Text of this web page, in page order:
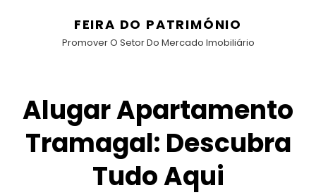
FEIRA DO PATRIMÓNIO
Promover O Setor Do Mercado Imobiliário
Alugar Apartamento
Tramagal: Descubra
Tudo Aqui